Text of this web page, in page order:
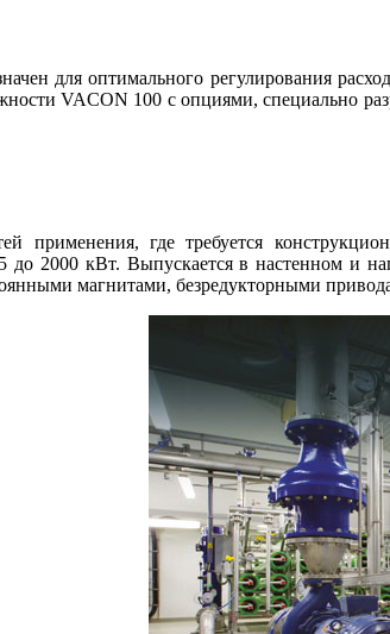
для оптимального регулирования
VACON 100 с опциями, специально
применения, где требуется
до 2000 кВт. Выпускается в настенном и
магнитами, безредукторными